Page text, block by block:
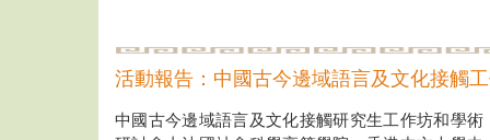
活動報告：中國古今邊域語言及文化接觸
中國古今邊域語言及文化接觸研究生工作坊和學術